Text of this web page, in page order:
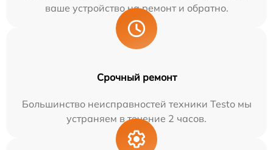
ваше устройство на ремонт и обратно.
Срочный ремонт
Большинство неисправностей техники Testo мы
устраняем в течение 2 часов.